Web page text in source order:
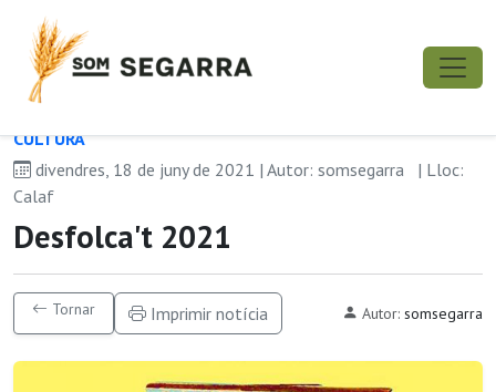
CULTURA
divendres, 18 de juny de 2021 | Autor: somsegarra
| Lloc:
Calaf
Desfolca't 2021
Tornar Imprimir notícia Autor: somsegarra